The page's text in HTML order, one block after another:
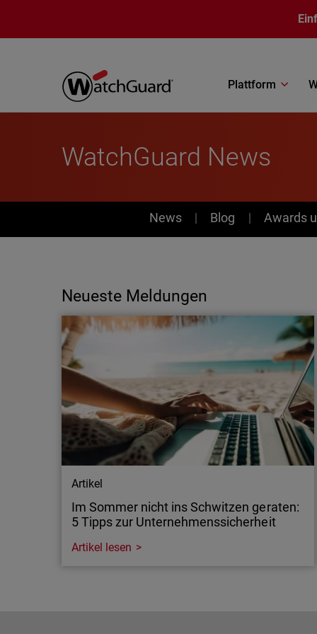
Plattform
WatchGuard News
News
News Blog Awards
Neueste Meldungen
Artikel
Im Sommer nicht ins Schwitzen geraten:
5 Tipps zur Unternehmenssicherheit
Artikel lesen